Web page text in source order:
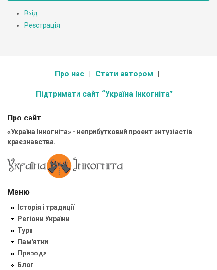
Вхід
Реєстрація
Про нас Стати автором
Підтримати сайт “Україна Інкогніта”
Про сайт
«Україна Інкогніта» - неприбутковий проект ентузіастів
краєзнавства.
Меню
Історія і традиції
Регіони України
Тури
Пам'ятки
Природа
Блог